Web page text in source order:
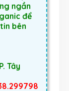
ngần
để
bên
Tây